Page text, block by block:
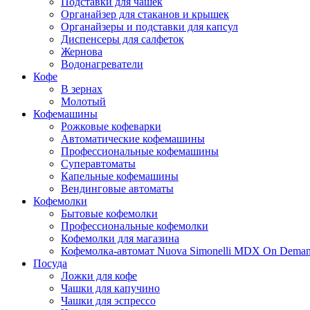
Органайзер для стаканов и крышек
Органайзеры и подставки для капсул
Диспенсеры для салфеток
Жернова
Водонагреватели
Кофе
В зернах
Молотый
Кофемашины
Рожковые кофеварки
Автоматические кофемашины
Профессиональные кофемашины
Суперавтоматы
Капельные кофемашины
Вендинговые автоматы
Кофемолки
Бытовые кофемолки
Профессиональные кофемолки
Кофемолки для магазина
Кофемолка-автомат Nuova Simonelli MDX On
Посуда
Ложки для кофе
Чашки для капучино
Чашки для эспрессо